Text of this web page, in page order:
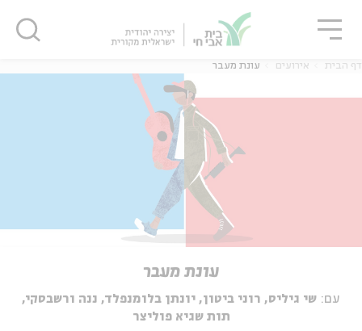
דף הבית אירועים עונת מעבר
עונת מעבר
עם: שי גיליס, רוני ביטון, יונתן בלומנפלד, ננה ורשבסקי,
תות שגיא פוליצר
סגור